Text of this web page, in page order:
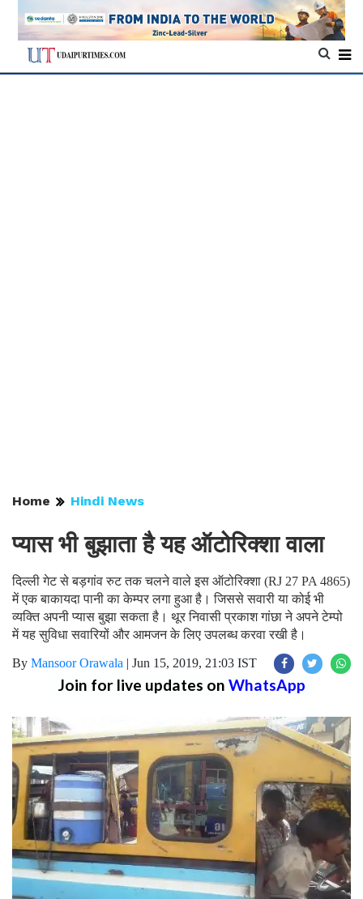
Home Hindi News
प्यास भी बुझाता है यह ऑटोरिक्शा वाला
दिल्ली गेट से बड़गांव रुट तक चलने वाले इस ऑटोरिक्शा (RJ 27 PA 4865)
में एक बाकायदा पानी का केम्पर लगा हुआ है। जिससे सवारी या कोई भी
व्यक्ति अपनी प्यास बुझा सकता है। थूर निवासी प्रकाश गांछा ने अपने टेम्पो
में यह सुविधा सवारियों और आमजन के लिए उपलब्ध करवा रखी है।
By Mansoor Orawala | Jun 15, 2019, 21:03 IST
Join for live updates on WhatsApp